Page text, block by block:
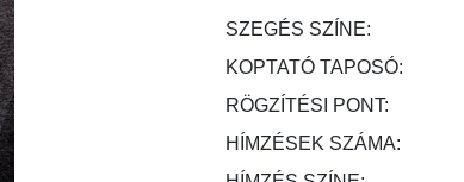
SZEGÉS SZÍNE:
KOPTATÓ TAPOSÓ:
RÖGZÍTÉSI PONT:
HÍMZÉSEK SZÁMA: